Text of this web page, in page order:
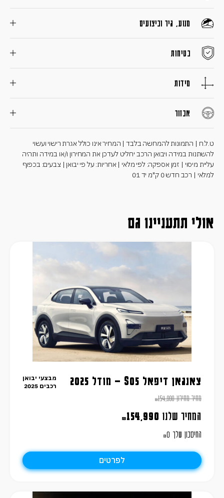
מנוע, גיר וביצועים
בטיחות
מידות
אבזור
ט.ל.ח | התמונות להמחשה בלבד | המחיר אינו כולל אגרת רישוי ועשוי
להשתנות במידה ויבואן הרכב יחליט לעדכן את המחירון ו/או במידה ותהיה
עליית מיסוי | זמן אספקה: לפי מלאי | אחריות: על פי יבואן | צבעים: בכפוף
למלאי | רכב חדש 0 ק"מ יד 01
אולי תתעניינו גם
צאנגאן דיפאל S05 – מודל 2025
מחיר מחירון ₪154,990
המחיר שלנו ₪154,990
החיסכון שלך ₪0
מבצעי יבואן
רכבים 2025
לפרטים